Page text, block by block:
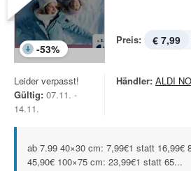
-53%
Preis: € 7,99
Leider verpasst!
Gültig: 07.11. -
14.11.
Händler: ALDI
ab 7.99 40×30 cm: 7,99€1 statt 16,99€
45,90€ 100×75 cm: 23,99€1 statt 65...